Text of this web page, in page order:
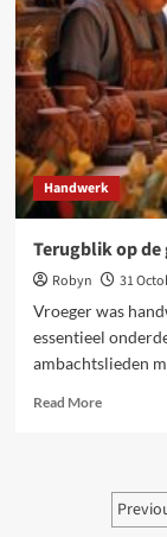
nodig
heeft
dan
een
voerbak
Handwerk
Terugblik op
Robyn
31
Vroeger was
essentieel
ambachtslieden
Read MoreRead
op